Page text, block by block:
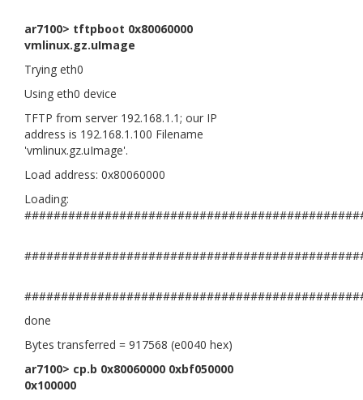
ar7100> tftpboot 0x80060000
vmlinux.gz.uImage
Trying eth0
Using eth0 device
TFTP from server 192.168.1.1; our IP
address is 192.168.1.100 Filename
'vmlinux.gz.uImage'.
Load address: 0x80060000
Loading:
done
Bytes transferred = 917568 (e0040 hex)
ar7100> cp.b 0x80060000 0xbf050000
0x100000